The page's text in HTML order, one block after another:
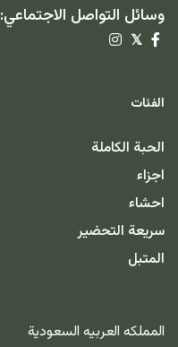
وسائل التواصل الاجتماعي:
𝕏
الفئات
الحبة الكاملة
اجزاء
احشاء
سريعة التحضير
المتبل
المملكه العربيه السعودية